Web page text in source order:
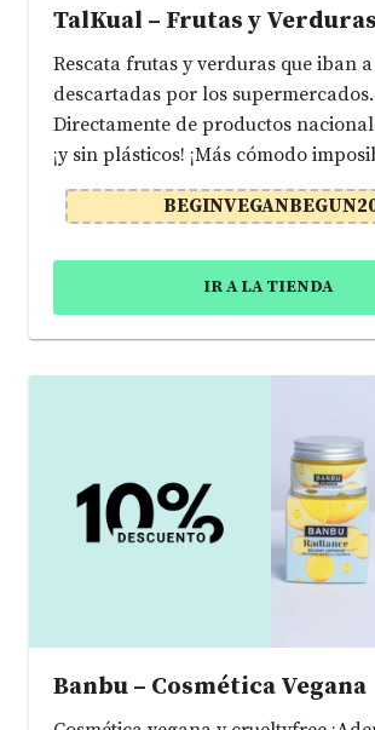
TalKual – Frutas y Verduras
Rescata frutas y verduras que iban
descartadas por los supermercados.
Directamente de productos
¡y sin plásticos! ¡Más cómodo
IR A LA TIENDA
Banbu – Cosmética Vegana